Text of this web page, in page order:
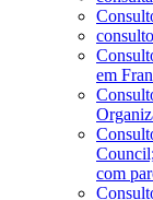
em
com